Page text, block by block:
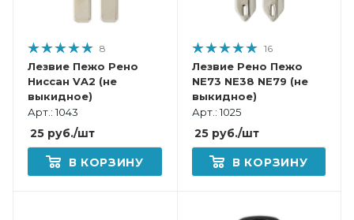
8
Лезвие Пежо Рено
Ниссан VA2 (не
выкидное)
Арт.: 1043
25 руб./шт
В КОРЗИНУ
16
Лезвие Рено Пежо
NE73 NE38 NE79 (не
выкидное)
Арт.: 1025
25руб./шт
В КОРЗИНУ